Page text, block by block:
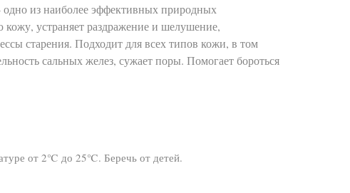
из наиболее эффективных природных
устраняет раздражение и шелушение,
старения. Подходит для всех типов кожи, в том
сальных желез, сужает поры. Помогает бороться
от 2℃ до 25℃. Беречь от детей.